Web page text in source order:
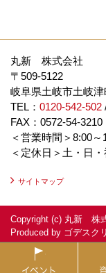
丸新 株式会社
〒509-5122
岐阜県土岐市土岐
TEL： 0120-542-502
FAX：0572-54-
＜営業時間＞8:00
＜定休日＞土・日
サイトマップ
Copyright (c) 丸新 株
Produced by ゴデスク
イベント